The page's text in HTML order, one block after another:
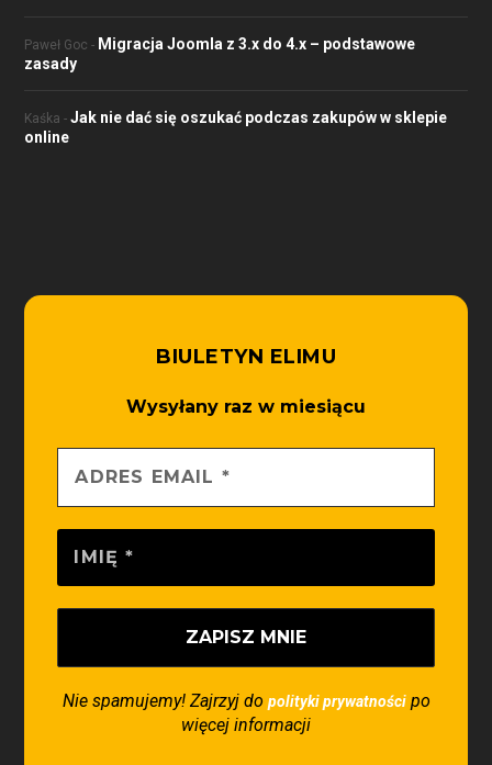
Paweł Goc - Migracja Joomla z 3.x do 4.x – podstawowe
zasady
Kaśka -Jak nie dać się oszukać podczas zakupów w sklepie
online
BIULETYN ELIMU
Wysyłany raz w miesiącu
Nie spamujemy! Zajrzyj do polityki prywatnościpo
więcej informacji